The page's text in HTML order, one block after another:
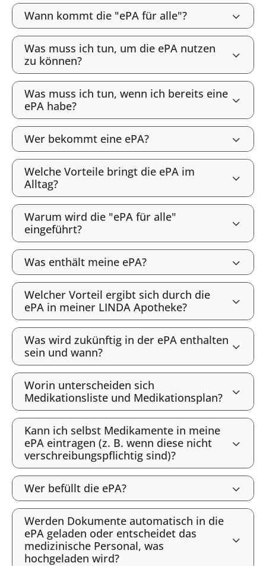
Wann kommt die "ePA für alle"?
Was muss ich tun, um die ePA nutzen
zu können?
Was muss ich tun, wenn ich bereits eine
ePA habe?
Wer bekommt eine ePA?
Welche Vorteile bringt die ePA im
Alltag?
Warum wird die "ePA für alle"
eingeführt?
Was enthält meine ePA?
Welcher Vorteil ergibt sich durch die
ePA in meiner LINDA Apotheke?
Was wird zukünftig in der ePA enthalten
sein und wann?
Worin unterscheiden sich
Medikationsliste und Medikationsplan?
Kann ich selbst Medikamente in meine
ePA eintragen (z. B. wenn diese nicht
verschreibungspflichtig sind)?
Wer befüllt die ePA?
Werden Dokumente automatisch in die
ePA geladen oder entscheidet das
medizinische Personal, was
hochgeladen wird?